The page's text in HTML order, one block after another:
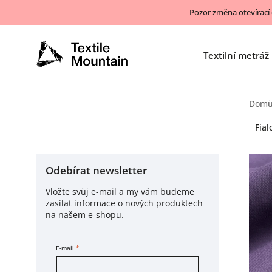
Pozor změna
Textilní metráž
Odebírat newsletter
Vložte svůj e-mail a my vám budeme
zasílat informace o nových produktech
na našem e-shopu.
E-mail